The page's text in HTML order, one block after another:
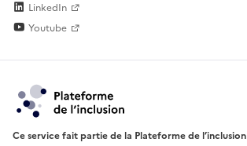
LinkedIn
Youtube
Ce service fait partie de la Plateforme de l’inclusion